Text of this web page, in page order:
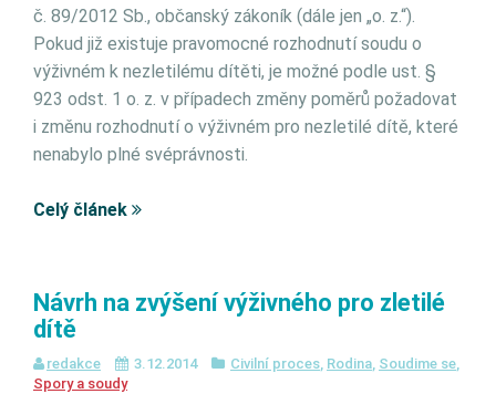
č. 89/2012 Sb., občanský zákoník (dále jen „o. z.“).
Pokud již existuje pravomocné rozhodnutí soudu o
výživném k nezletilému dítěti, je možné podle ust. §
923 odst. 1 o. z. v případech změny poměrů požadovat
i změnu rozhodnutí o výživném pro nezletilé dítě, které
nenabylo plné svéprávnosti.
Celý článek
Návrh na zvýšení výživného pro zletilé
dítě
redakce 3.12.2014 Civilní proces, Rodina, Soudime se,
Spory a soudy